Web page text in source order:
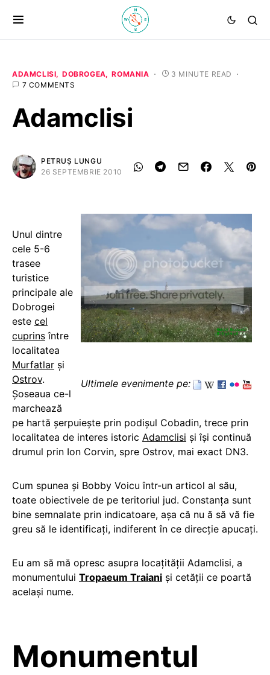
ADAMCLISI DOBROGEA ROMANIA
3 MINUTE READ
7 COMMENTS
Adamclisi
PETRUȘ LUNGU
26 SEPTEMBRIE 2010
Ultimele evenimente pe:
Unul dintre
cele 5-6
trasee
turistice
principale ale
Dobrogei
este cel
cuprins între
localitatea
Murfatlar şi
Ostrov.
Şoseaua ce-l
marchează
pe hartă şerpuieşte prin podişul Cobadin, trece prin
localitatea de interes istoric Adamclisi şi îşi continuă
drumul prin Ion Corvin, spre Ostrov, mai exact DN3.
Cum spunea şi Bobby Voicu într-un articol al său,
toate obiectivele de pe teritoriul jud. Constanţa sunt
bine semnalate prin indicatoare, aşa că nu ă să vă fie
greu să le identificaţi, indiferent în ce direcţie apucaţi.
Eu am să mă opresc asupra locaţităţii Adamclisi, a
monumentului Tropaeum Traiani şi cetăţii ce poartă
acelaşi nume.
Monumentul